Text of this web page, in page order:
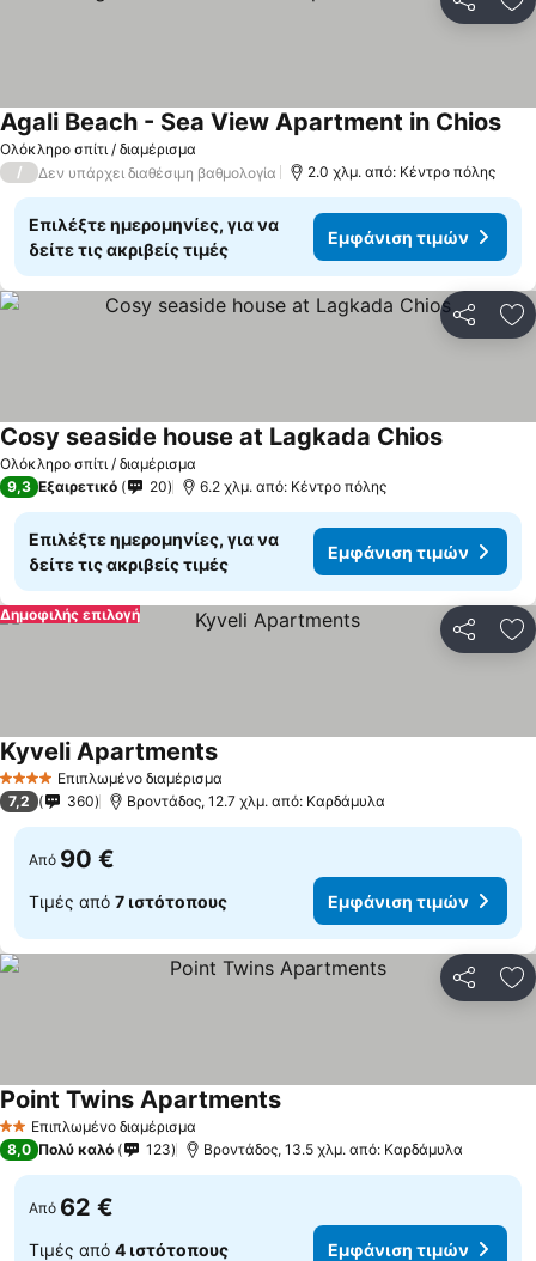
Ολόκληρο σπίτι / διαμέρισμα
Agali Beach - Sea View Apartment in Chios
/ Δεν υπάρχει διαθέσιμη βαθμολογία 2.0 χλμ. από: Κέντρο πόλης
Επιλέξτε ημερομηνίες, για να
δείτε τις ακριβείς τιμές
Εμφάνιση τιμών
Ολόκληρο σπίτι / διαμέρισμα
Cosy seaside house at Lagkada Chios
9,3 Εξαιρετικό 20 6.2 χλμ. από: Κέντρο πόλης
Επιλέξτε ημερομηνίες, για να
δείτε τις ακριβείς τιμές
Εμφάνιση τιμών
Δημοφιλής επιλογή
4 ΑστέριαΕπιπλωμένο διαμέρισμα
Kyveli Apartments
7,2 360 Bροντάδος, 12.7 χλμ. από: Καρδάμυλα
Από 90 €
Τιμές από 7 ιστότοπους Εμφάνιση τιμών
2 ΑστέριαΕπιπλωμένο διαμέρισμα
Point Twins Apartments
8,0 Πολύ καλό 123 Bροντάδος, 13.5 χλμ. από: Καρδάμυλα
Από 62 €
Τιμές από 4 ιστότοπους Εμφάνιση τιμών